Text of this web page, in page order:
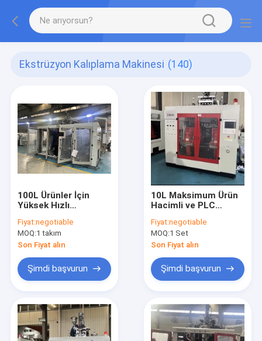
Ekstrüzyon Kalıplama Makinesi (140)
100L Ürünler İçin
Yüksek Hızlı
Kalıplama Makinesi
Fiyat:negotiable
MOQ:1 takım
Son Fiyat alın
Şimdi başvurun
10L Maksimum Ürün
Hacimli ve PLC
Kontrollü, Büyük
Ölçekli Plastik
Üretimi İçin Çift
İstasyonlu
Ekstrüzyon Kalıplama
Makinesi
Fiyat:negotiable
MOQ:1 Set
Son Fiyat alın
Şimdi başvurun